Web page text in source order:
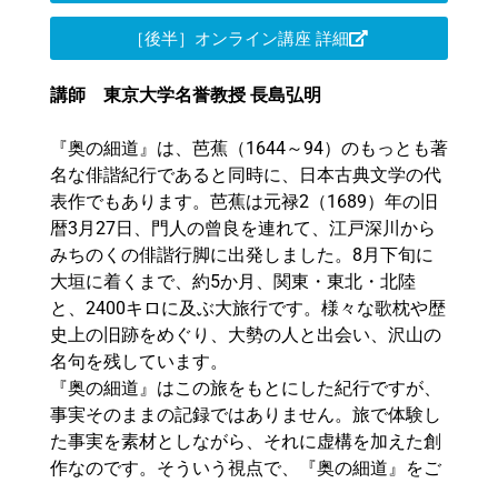
［後半］オンライン講座 詳細
講師 東京大学名誉教授 長島弘明
『奥の細道』は、芭蕉（1644～94）のもっとも著
名な俳諧紀行であると同時に、日本古典文学の代
表作でもあります。芭蕉は元禄2（1689）年の旧
暦3月27日、門人の曾良を連れて、江戸深川から
みちのくの俳諧行脚に出発しました。8月下旬に
大垣に着くまで、約5か月、関東・東北・北陸
と、2400キロに及ぶ大旅行です。様々な歌枕や歴
史上の旧跡をめぐり、大勢の人と出会い、沢山の
名句を残しています。
『奥の細道』はこの旅をもとにした紀行ですが、
事実そのままの記録ではありません。旅で体験し
た事実を素材としながら、それに虚構を加えた創
作なのです。そういう視点で、『奥の細道』をご